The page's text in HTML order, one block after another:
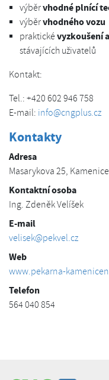
výběrvhodné plnící
výběrvhodného vozu
praktickévyzkoušení
stávajících uživatelů
Kontakt:
Tel.: +420 602 946 758
E-mail: info@cngplus.cz
Kontakty
Adresa
Masarykova 25,
Kontaktní osoba
Ing. Zdeněk Velíšek
E-mail
velisek@pekvel.cz
Web
www.pekarna-
Telefon
564 040 854